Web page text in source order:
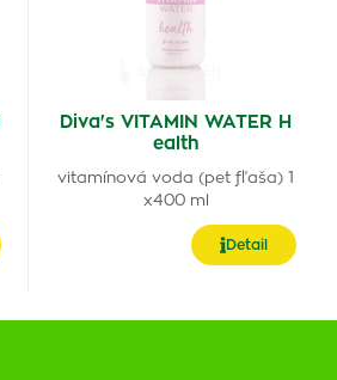
Diva's VITAMIN WATER H
ealth
vitamínová voda (pet fľaša) 1
x400 ml
Detail